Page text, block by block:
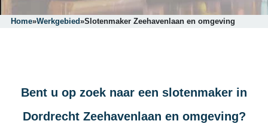
Home»Werkgebied»Slotenmaker Zeehavenlaan en omgeving
Bent u op zoek naar een slotenmaker in
Dordrecht Zeehavenlaan en omgeving?